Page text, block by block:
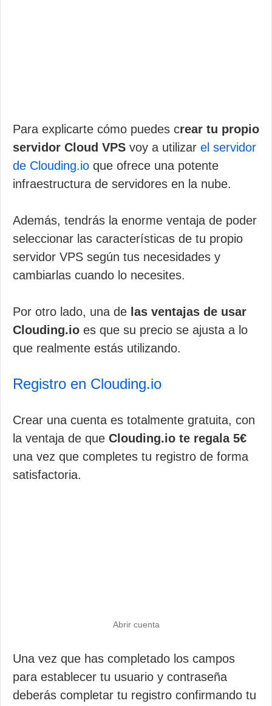
Para explicarte cómo puedes crear tu propio
servidor Cloud VPS voy a utilizar el servidor
de Clouding.io que ofrece una potente
infraestructura de servidores en la nube.
Además, tendrás la enorme ventaja de poder
seleccionar las características de tu propio
servidor VPS según tus necesidades y
cambiarlas cuando lo necesites.
Por otro lado, una de las ventajas de usar
Clouding.io es que su precio se ajusta a lo
que realmente estás utilizando.
Registro en Clouding.io
Crear una cuenta es totalmente gratuita, con
la ventaja de que Clouding.io te regala 5€
una vez que completes tu registro de forma
satisfactoria.
Abrir cuenta
Una vez que has completado los campos
para establecer tu usuario y contraseña
deberás completar tu registro confirmando tu